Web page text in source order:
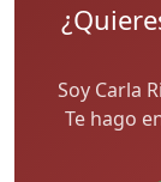
Soy Carla
Te hago